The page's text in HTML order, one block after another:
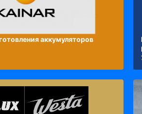
аккумуляторов